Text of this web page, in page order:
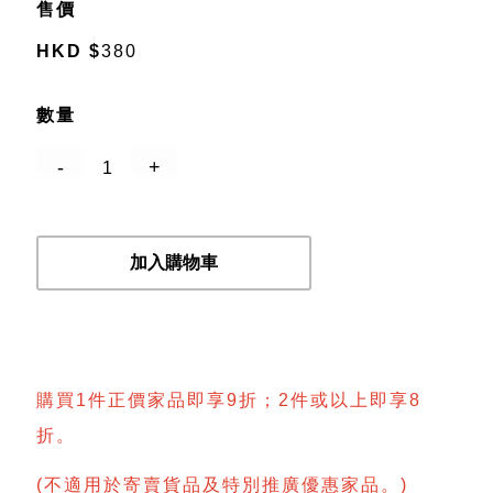
售價
HKD$380
數量
加入購物車
購買1件正價家品即享9折；2件或以上即享8
折。
(不適用於寄賣貨品及特別推廣優惠家品。)